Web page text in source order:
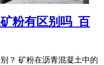
粉有区别吗_百
？ 矿粉在沥青混凝土中的